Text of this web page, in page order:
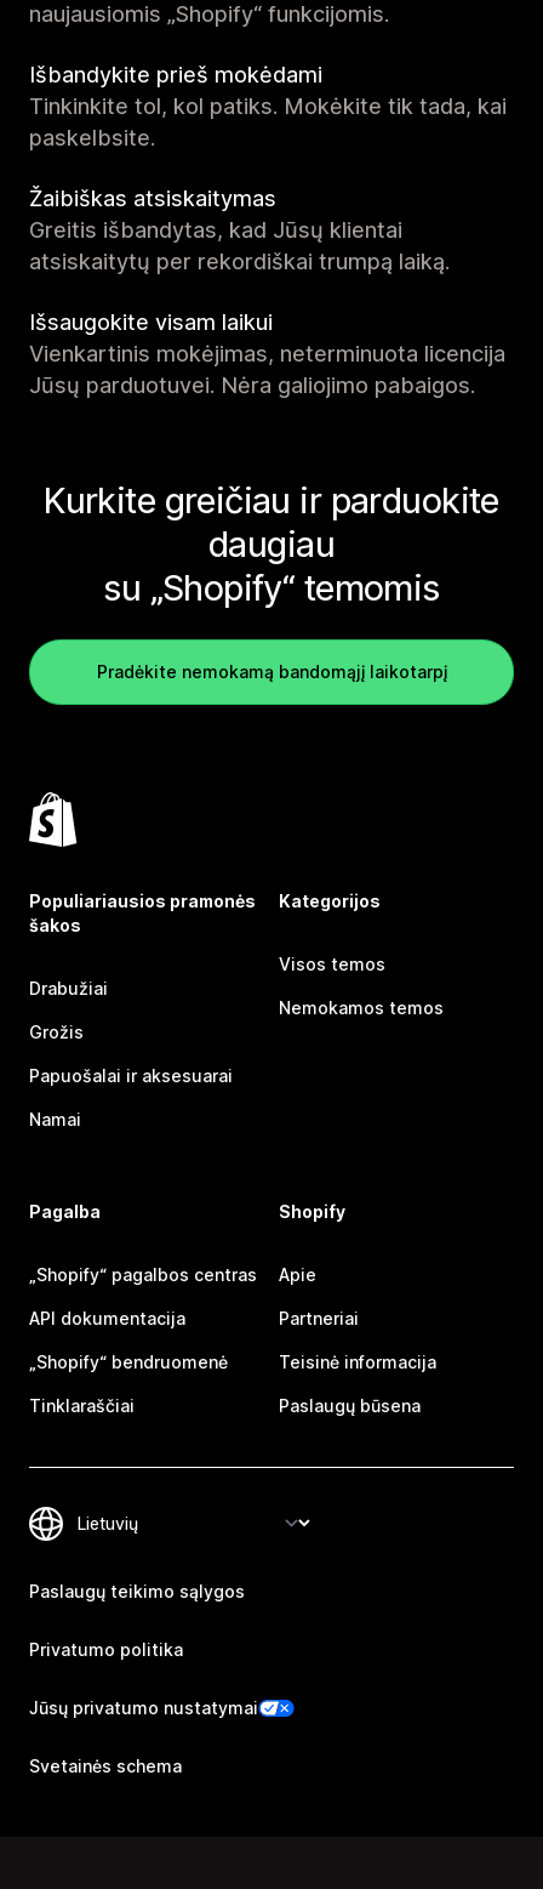
naujausiomis „Shopify“ funkcijomis.
Išbandykite prieš mokėdami
Tinkinkite tol, kol patiks. Mokėkite tik tada, kai
paskelbsite.
Žaibiškas atsiskaitymas
Greitis išbandytas, kad Jūsų klientai
atsiskaitytų per rekordiškai trumpą laiką.
Išsaugokite visam laikui
Vienkartinis mokėjimas, neterminuota licencija
Jūsų parduotuvei. Nėra galiojimo pabaigos.
Kurkite greičiau ir parduokite
daugiau
su „Shopify“ temomis
Pradėkite nemokamą bandomąjį laikotarpį
Populiariausios pramonės
šakos
Drabužiai
Grožis
Papuošalai ir aksesuarai
Namai
Kategorijos
Visos temos
Nemokamos temos
Pagalba
„Shopify“ pagalbos centras
API dokumentacija
„Shopify“ bendruomenė
Tinklaraščiai
Shopify
Apie
Partneriai
Teisinė informacija
Paslaugų būsena
Paslaugų teikimo sąlygos
Privatumo politika
Jūsų privatumo nustatymai
Svetainės schema